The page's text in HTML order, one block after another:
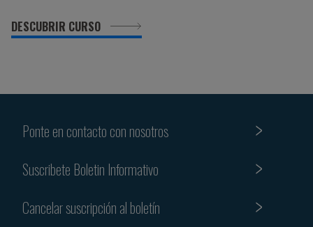
DESCUBRIR CURSO
Ponte en contacto con nosotros
Suscribete Boletin Informativo
Cancelar suscripción al boletín